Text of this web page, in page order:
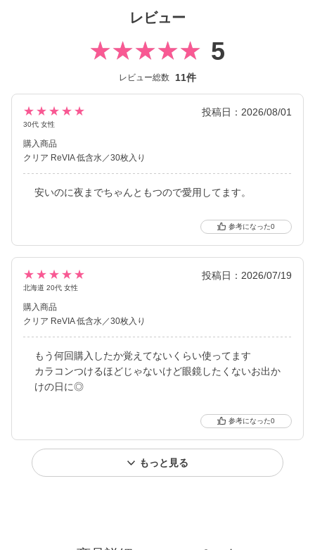
レビュー
5
レビュー総数 11件
★★★★★
30代 女性
投稿日：2026/08/01
購入商品
クリア ReVIA 低含水／30枚入り
安いのに夜までちゃんともつので愛用してます。
0
★★★★★
北海道 20代 女性
投稿日：2026/07/19
購入商品
クリア ReVIA 低含水／30枚入り
もう何回購入したか覚えてないくらい使ってます
カラコンつけるほどじゃないけど眼鏡したくないお出か
けの日に◎
0
もっと見る